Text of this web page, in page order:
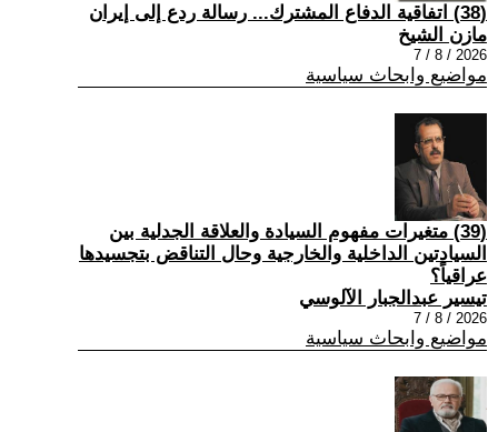
(38) اتفاقية الدفاع المشترك... رسالة ردع إلى إيران
مازن الشيخ
2026 / 8 / 7
مواضيع وابحاث سياسية
(39) متغيرات مفهوم السيادة والعلاقة الجدلية بين
السيادتين الداخلية والخارجية وحال التناقض بتجسيدها
عراقياً؟
تيسير عبدالجبار الآلوسي
2026 / 8 / 7
مواضيع وابحاث سياسية